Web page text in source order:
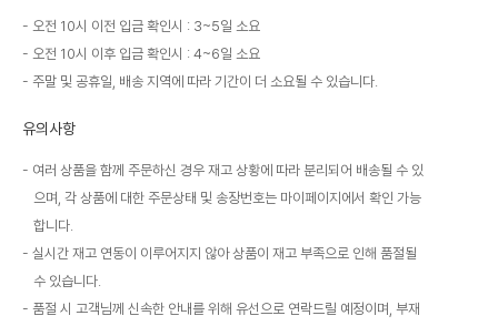
오전 10시 이전 입금 확인시 : 3~5일 소요
오전 10시 이후 입금 확인시 : 4~6일 소요
주말 및 공휴일, 배송 지역에 따라 기간이 더 소요될 수 있습니다.
유의사항
여러 상품을 함께 주문하신 경우 재고 상황에 따라 분리되어 배송될 수 있
으며, 각 상품에 대한 주문상태 및 송장번호는 마이페이지에서 확인 가능
합니다.
실시간 재고 연동이 이루어지지 않아 상품이 재고 부족으로 인해 품절될
수 있습니다.
품절 시 고객님께 신속한 안내를 위해 유선으로 연락드릴 예정이며, 부재